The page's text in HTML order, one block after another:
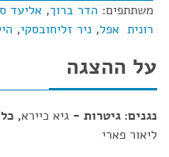
משתתפים: הדר ברוך, אליעד
רונית אפל, ניר זליחובסקי,
על ההצגה
נגנים: גיטרות - גיא כיירא,
ליאור פארי